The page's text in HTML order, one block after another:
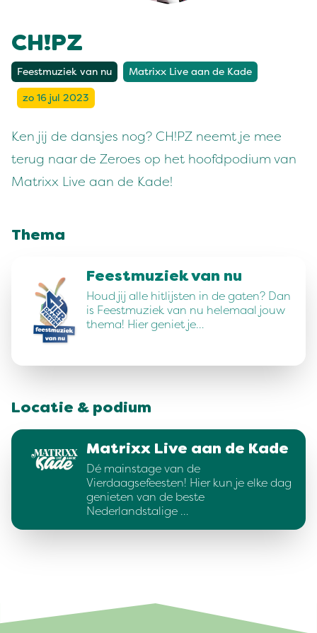
CH!PZ
Feestmuziek van nu Matrixx Live aan de Kade
zo 16 jul 2023
Ken jij de dansjes nog? CH!PZ neemt je mee
terug naar de Zeroes op het hoofdpodium van
Matrixx Live aan de Kade!
Thema
Feestmuziek van nu
Houd jij alle hitlijsten in de gaten? Dan
is Feestmuziek van nu helemaal jouw
thema! Hier geniet je…
Locatie & podium
Matrixx Live aan de Kade
Dé mainstage van de
Vierdaagsefeesten! Hier kun je elke dag
genieten van de beste
Nederlandstalige …